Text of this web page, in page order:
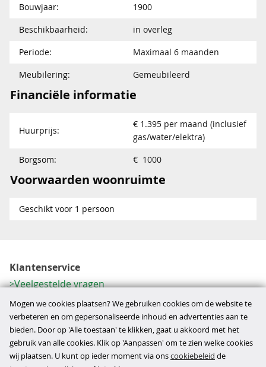
Bouwjaar:
1900
Beschikbaarheid:
in overleg
Periode:
Maximaal 6 maanden
Meubilering:
Gemeubileerd
Financiële informatie
Huurprijs:
€ 1.395 per maand (inclusief
gas/water/elektra)
Borgsom:
€ 1000
Voorwaarden woonruimte
Geschikt voor 1 persoon
Klantenservice
Veelgestelde vragen
Contactformulier
Herroeping
Over ons
Bedrijfsgegevens
Mogen we cookies plaatsen? We gebruiken cookies om de website te
verbeteren en om gepersonaliseerde inhoud en advertenties aan te
bieden. Door op 'Alle toestaan' te klikken, gaat u akkoord met het
gebruik van alle cookies. Klik op 'Aanpassen' om te zien welke cookies
wij plaatsen. U kunt op ieder moment via onscookiebeleid de